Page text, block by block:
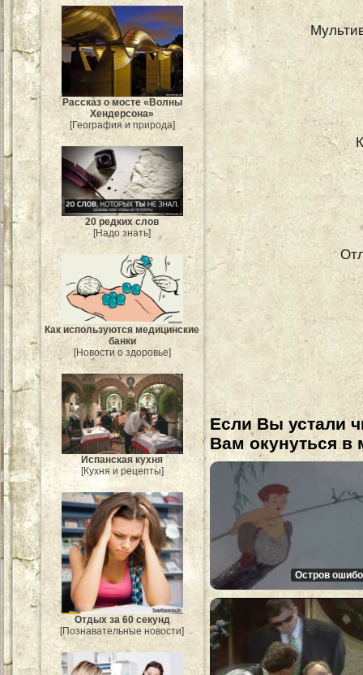
Рассказ о мосте «Волны
Хендерсона»
[География и природа]
20 редких слов
[Надо знать]
Как используются медицинские
банки
[Новости о здоровье]
Испанская кухня
[Кухня и рецепты]
Отдых за 60 секунд
[Познавательные новости]
Если Вы устали
Вам окунуться в
Остров